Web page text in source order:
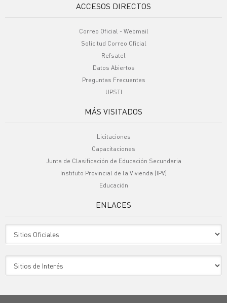
ACCESOS DIRECTOS
Correo Oficial - Webmail
Solicitud Correo Oficial
Refsatel
Datos Abiertos
Preguntas Frecuentes
UPSTI
MÁS VISITADOS
Licitaciones
Capacitaciones
Junta de Clasificación de Educación Secundaria
Instituto Provincial de la Vivienda (IPV)
Educación
ENLACES